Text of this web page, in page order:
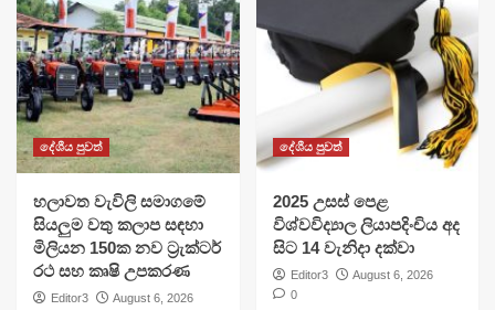
දේශීය පුවත්
හලාවත වැවිලි සමාගමේ
සියලුම වතු කලාප සඳහා
මිලියන 150ක නව ට්‍රැක්ටර්
රථ සහ කෘෂි උපකරණ
Editor3
August 6, 2026
දේශීය පුවත්
​2025 උසස් පෙළ
විශ්වවිද්‍යාල ලියාපදිංචිය අද
සිට 14 වැනිදා දක්වා
Editor3
August 6, 2026
0